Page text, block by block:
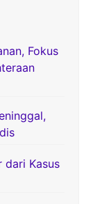
Fokus
dari Kasus